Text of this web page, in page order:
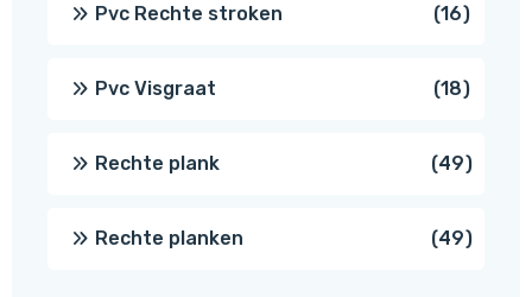
Pvc Rechte stroken 1616
Pvc Visgraat 1818
Rechte plank 4949
Rechte planken 4949